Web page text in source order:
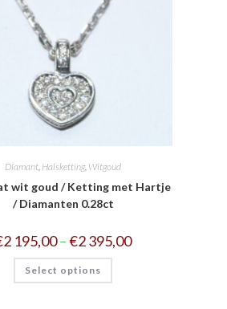
Diamant Halsketting, Witgoud
wit goud / Ketting met Hartje
/ Diamanten 0.28ct
2 195,00–€2 395,00
Select options